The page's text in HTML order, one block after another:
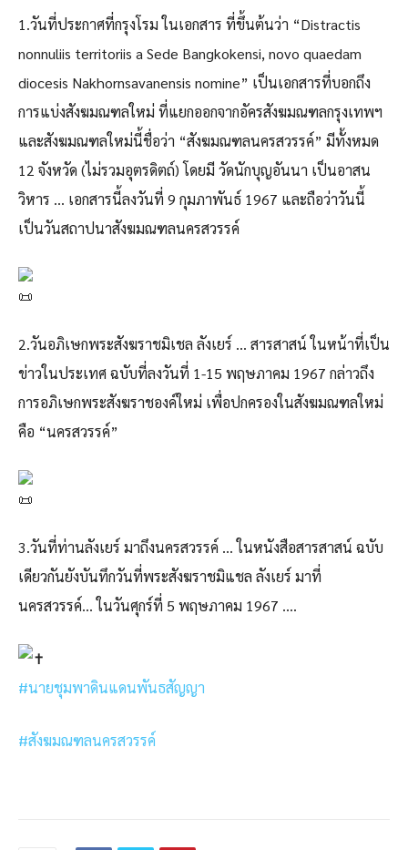
1.วันที่ประกาศที่กรุงโรม ในเอกสาร ที่ขึ้นต้นว่า “Distractis
nonnuliis territoriis a Sede Bangkokensi, novo quaedam
diocesis Nakhornsavanensis nomine” เป็นเอกสารที่บอกถึง
การแบ่งสังฆมณฑลใหม่ ที่แยกออกจากอัครสังฆมณฑลกรุงเทพฯ
และสังฆมณฑลใหม่นี้ชื่อว่า “สังฆมณฑลนครสวรรค์” มีทั้งหมด
12 จังหวัด (ไม่รวมอุตรดิตถ์) โดยมี วัดนักบุญอันนา เป็นอาสน
วิหาร … เอกสารนี้ลงวันที่ 9 กุมภาพันธ์ 1967 และถือว่าวันนี้
เป็นวันสถาปนาสังฆมณฑลนครสวรรค์
2.วันอภิเษกพระสังฆราชมิเชล ลังเยร์ … สารสาสน์ ในหน้าที่เป็น
ข่าวในประเทศ ฉบับที่ลงวันที่ 1-15 พฤษภาคม 1967 กล่าวถึง
การอภิเษกพระสังฆราชองค์ใหม่ เพื่อปกครองในสังฆมณฑลใหม่
คือ “นครสวรรค์”
3.วันที่ท่านลังเยร์ มาถึงนครสวรรค์ … ในหนังสือสารสาสน์ ฉบับ
เดียวกันยังบันทึกวันที่พระสังฆราชมิแชล ลังเยร์ มาที่
นครสวรรค์… ในวันศุกร์ที่ 5 พฤษภาคม 1967 ….
#นายชุมพาดินแดนพันธสัญญา
#สังฆมณฑลนครสวรรค์